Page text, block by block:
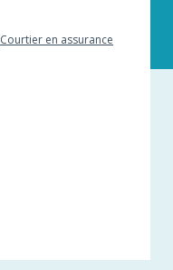
Courtier en assurance